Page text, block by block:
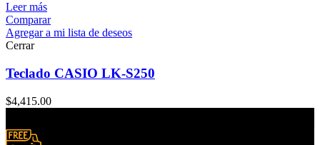
Leer más
Comparar
Agregar a mi lista de deseos
Cerrar
Teclado CASIO LK-S250
$4,415.00